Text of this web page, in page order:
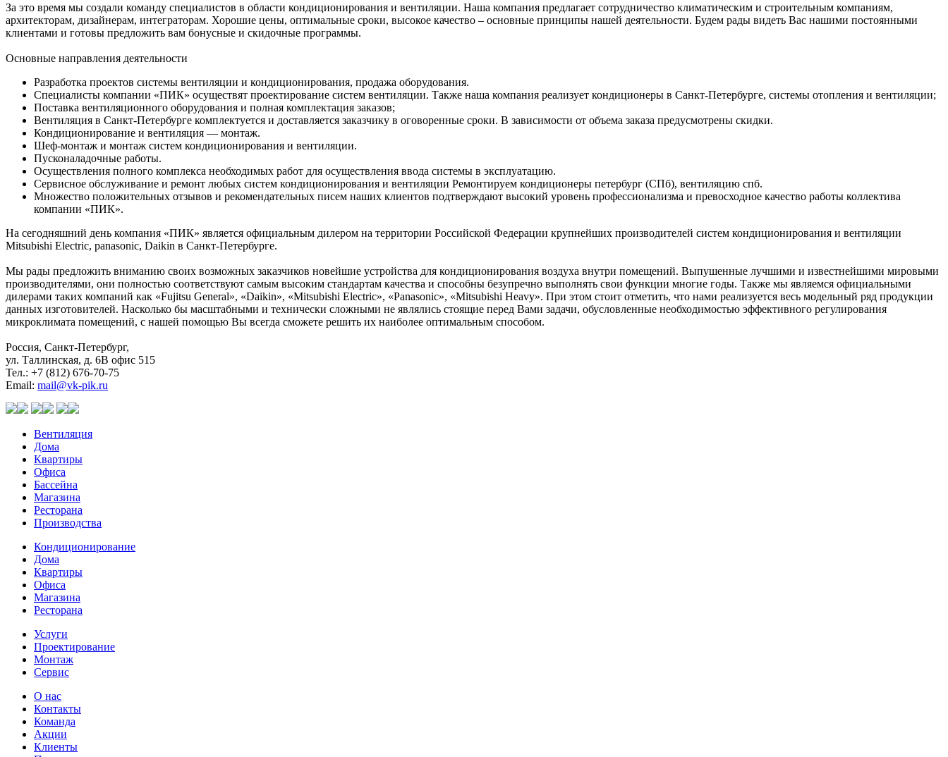
За это время мы создали команду специалистов в области кондиционирования и вентиляции. Наша компания предлагает сотрудничество климатическим и строительным компаниям,
архитекторам, дизайнерам, интеграторам. Хорошие цены, оптимальные сроки, высокое качество – основные принципы нашей деятельности. Будем рады видеть Вас нашими постоянными
клиентами и готовы предложить вам бонусные и скидочные программы.
Основные направления деятельности
Разработка проектов системы вентиляции и кондиционирования, продажа оборудования.
Специалисты компании «ПИК» осуществят проектирование систем вентиляции. Также наша компания реализует кондиционеры в Санкт-Петербурге, системы отопления и вентиляции;
Поставка вентиляционного оборудования и полная комплектация заказов;
Вентиляция в Санкт-Петербурге комплектуется и доставляется заказчику в оговоренные сроки. В зависимости от объема заказа предусмотрены скидки.
Кондиционирование и вентиляция — монтаж.
Шеф-монтаж и монтаж систем кондиционирования и вентиляции.
Пусконаладочные работы.
Осуществления полного комплекса необходимых работ для осуществления ввода системы в эксплуатацию.
Сервисное обслуживание и ремонт любых систем кондиционирования и вентиляции Ремонтируем кондиционеры петербург (СПб), вентиляцию спб.
Множество положительных отзывов и рекомендательных писем наших клиентов подтверждают высокий уровень профессионализма и превосходное качество работы коллектива
компании «ПИК».
На сегодняшний день компания «ПИК» является официальным дилером на территории Российской Федерации крупнейших производителей систем кондиционирования и вентиляции
Mitsubishi Electric, panasonic, Daikin в Санкт-Петербурге.
Мы рады предложить вниманию своих возможных заказчиков новейшие устройства для кондиционирования воздуха внутри помещений. Выпушенные лучшими и известнейшими мировыми
производителями, они полностью соответствуют самым высоким стандартам качества и способны безупречно выполнять свои функции многие годы. Также мы являемся официальными
дилерами таких компаний как «Fujitsu General», «Daikin», «Mitsubishi Electric», «Panasonic», «Mitsubishi Heavy». При этом стоит отметить, что нами реализуется весь модельный ряд продукции
данных изготовителей. Насколько бы масштабными и технически сложными не являлись стоящие перед Вами задачи, обусловленные необходимостью эффективного регулирования
микроклимата помещений, с нашей помощью Вы всегда сможете решить их наиболее оптимальным способом.
Россия, Санкт-Петербург,
ул. Таллинская, д. 6В офис 515
Тел.: +7 (812) 676-70-75
Email: mail@vk-pik.ru
Вентиляция
Дома
Квартиры
Офиса
Бассейна
Магазина
Ресторана
Производства
Кондиционирование
Дома
Квартиры
Офиса
Магазина
Ресторана
Услуги
Проектирование
Монтаж
Сервис
О нас
Контакты
Команда
Акции
Клиенты